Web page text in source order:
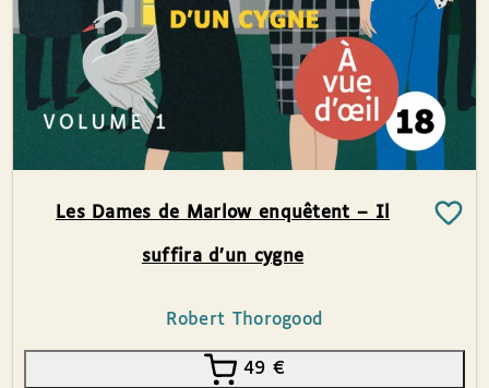
Les Dames de Marlow enquêtent – Il
suffira d’un cygne
Robert Thorogood
49 €